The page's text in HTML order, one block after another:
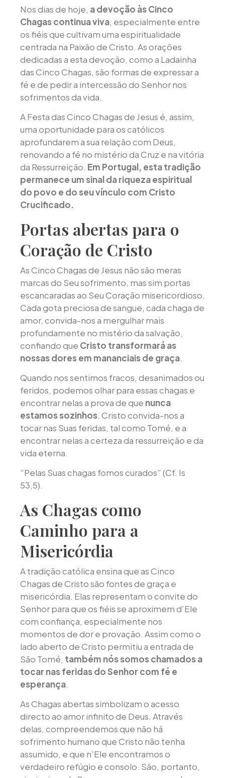
Nos dias de hoje, a devoção às Cinco
Chagas continua viva, especialmente entre
os fiéis que cultivam uma espiritualidade
centrada na Paixão de Cristo. As orações
dedicadas a esta devoção, como a Ladainha
das Cinco Chagas, são formas de expressar a
fé e de pedir a intercessão do Senhor nos
sofrimentos da vida.
A Festa das Cinco Chagas de Jesus é, assim,
uma oportunidade para os católicos
aprofundarem a sua relação com Deus,
renovando a fé no mistério da Cruz e na vitória
da Ressurreição. Em Portugal, esta tradição
permanece um sinal da riqueza espiritual
do povo e do seu vínculo com Cristo
Crucificado.
Portas abertas para o
Coração de Cristo
As Cinco Chagas de Jesus não são meras
marcas do Seu sofrimento, mas sim portas
escancaradas ao Seu Coração misericordioso.
Cada gota preciosa de sangue, cada chaga de
amor, convida-nos a mergulhar mais
profundamente no mistério da salvação,
confiando que Cristo transformará as
nossas dores em mananciais de graça.
Quando nos sentimos fracos, desanimados ou
feridos, podemos olhar para essas chagas e
encontrar nelas a prova de que nunca
estamos sozinhos. Cristo convida-nos a
tocar nas Suas feridas, tal como Tomé, e a
encontrar nelas a certeza da ressurreição e da
vida eterna.
“Pelas Suas chagas fomos curados” (Cf. Is
53,5).
As Chagas como
Caminho para a
Misericórdia
A tradição católica ensina que as Cinco
Chagas de Cristo são fontes de graça e
misericórdia. Elas representam o convite do
Senhor para que os fiéis se aproximem d’Ele
com confiança, especialmente nos
momentos de dor e provação. Assim como o
lado aberto de Cristo permitiu a entrada de
São Tomé, também nós somos chamados a
tocar nas feridas do Senhor com fé e
esperança.
As Chagas abertas simbolizam o acesso
directo ao amor infinito de Deus. Através
delas, compreendemos que não há
sofrimento humano que Cristo não tenha
assumido, e que n’Ele encontramos o
verdadeiro refúgio e consolo. São, portanto,